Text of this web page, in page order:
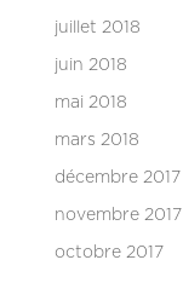
juillet 2018
juin 2018
mai 2018
mars 2018
décembre 2017
novembre 2017
octobre 2017